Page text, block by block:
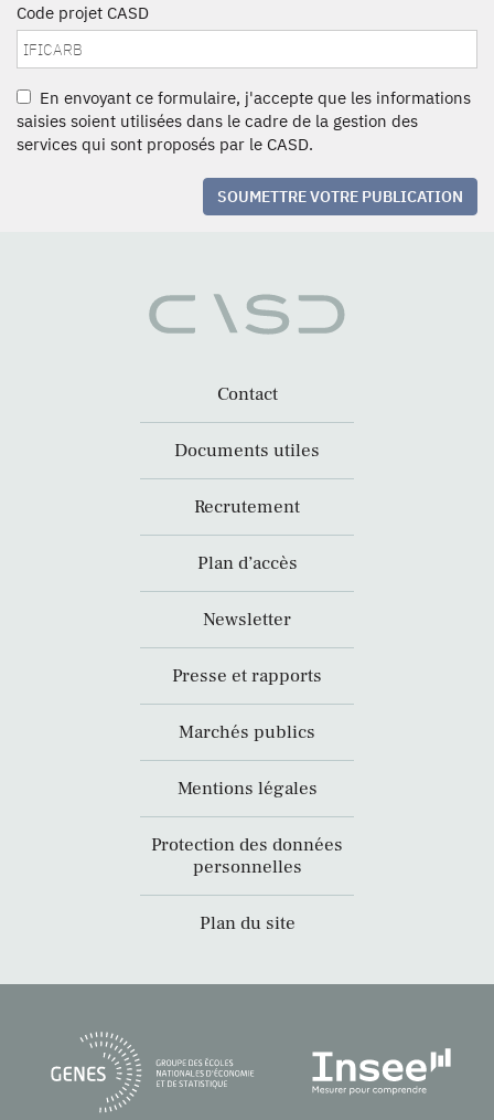
Code projet CASD
En envoyant ce formulaire, j'accepte que les informations
saisies soient utilisées dans le cadre de la gestion des
services qui sont proposés par le CASD.
SOUMETTRE VOTRE PUBLICATION
Contact
Documents utiles
Recrutement
Plan d’accès
Newsletter
Presse et rapports
Marchés publics
Mentions légales
Protection des données
personnelles
Plan du site